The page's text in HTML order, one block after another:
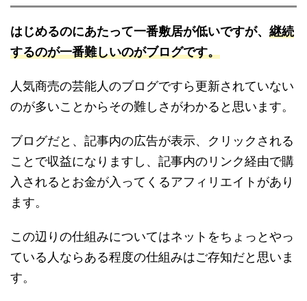
はじめるのにあたって一番敷居が低いですが、 継続
するのが一番難しいのがブログです。
人気商売の芸能人のブログですら更新されていない
のが多いことからその難しさがわかると思います。
ブログだと、記事内の広告が表示、クリックされる
ことで収益になりますし、記事内のリンク経由で購
入されるとお金が入ってくるアフィリエイトがあり
ます。
この辺りの仕組みについてはネットをちょっとやっ
ている人ならある程度の仕組みはご存知だと思いま
す。